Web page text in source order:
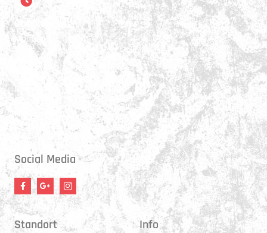
Öffnungszeiten
Montag:
17:15 - 21:00 Uhr
Mittwoch:
17:30 - 21:00 Uhr
Donnerstag:
17:15 - 18:45 Uhr
17:30 - 21:00 Uhr
Social Media
Standort Info